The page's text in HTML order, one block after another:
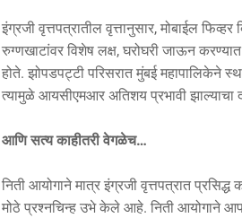
इंग्रजी वृत्तपत्रातील वृत्तानुसार, मोबाईल
रुग्णखाटांवर विशेष लक्ष, घरोघरी जाऊन
होते. झोपडपट्टी परिसरात मुंबई महापालिकेने
त्यामुळे आयसीएमआर अतिशय प्रभावी झाल्याचा
आणि सत्य काहीतरी वेगळेच…
निती आयोगाने मात्र इंग्रजी वृत्तपत्रात
मोठे प्रश्नचिन्ह उभे केले आहे. निती आयोगाने